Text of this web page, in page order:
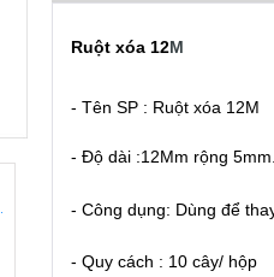
Ruột xóa 12M
- Tên SP : Ruột xóa 12M
- Độ dài :12Mm rộng 5mm.
- Công dụng: Dùng để
- Quy cách : 10 cây/ hộp